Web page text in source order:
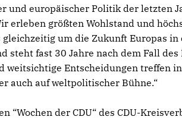
europäischer Politik der letzten
erleben größten Wohlstand und
um die Zukunft Europas
fast 30 Jahre nach dem Fall des
weitsichtige Entscheidungen treffen
auch auf weltpolitischer Bühne.“
der CDU“ des CDU-